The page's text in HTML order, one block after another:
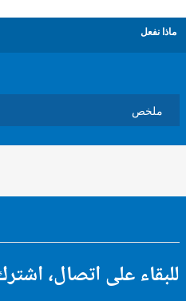
على اتصال، اشترك في: